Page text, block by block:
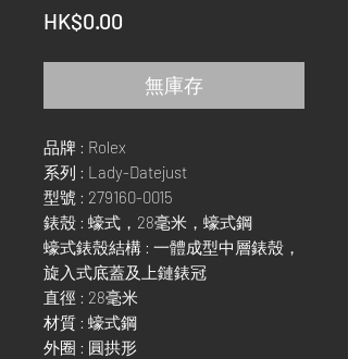
HK$0.00
無庫存
品牌 : Rolex
系列 : Lady-Datejust
型號 : 279160-0015
錶殼 : 蠔式，28毫米，蠔式鋼
蠔式錶殼結構 : 一體成型中層錶殼，
旋入式底蓋及上鏈錶冠
直徑 : 28毫米
材質 : 蠔式鋼
外圈 : 圓拱形